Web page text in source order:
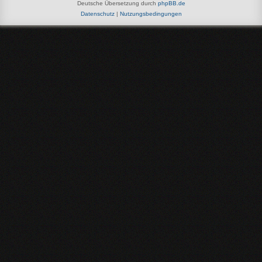
Deutsche Übersetzung durch phpBB.de
Datenschutz| Nutzungsbedingungen